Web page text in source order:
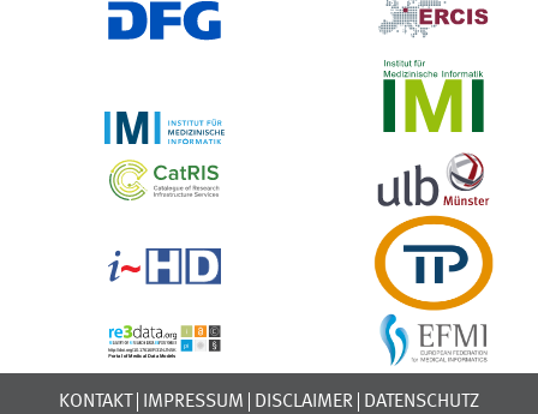
KONTAKT IMPRESSUM DISCLAIMER DATENSCHUTZ